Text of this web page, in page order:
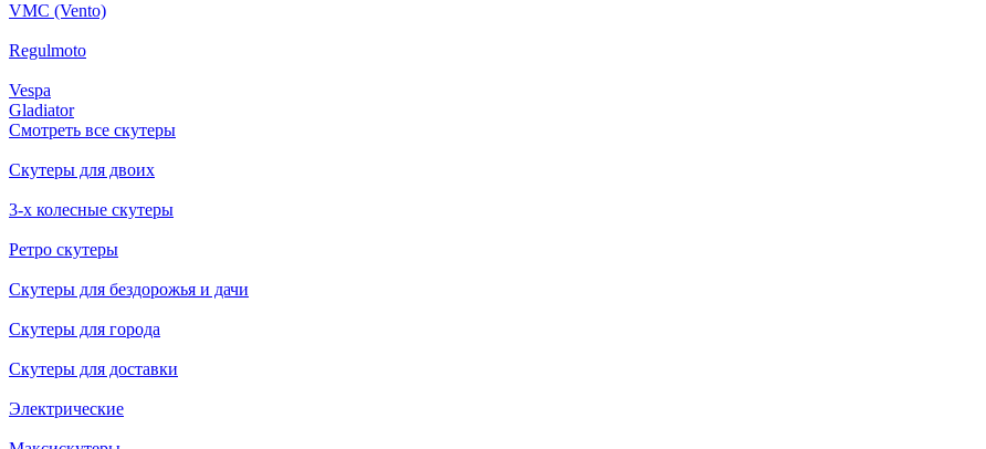
VMC (Vento)
Regulmoto
Vespa
Gladiator
Смотреть все скутеры
Скутеры для двоих
3-х колесные скутеры
Ретро скутеры
Скутеры для бездорожья и дачи
Скутеры для города
Скутеры для доставки
Электрические